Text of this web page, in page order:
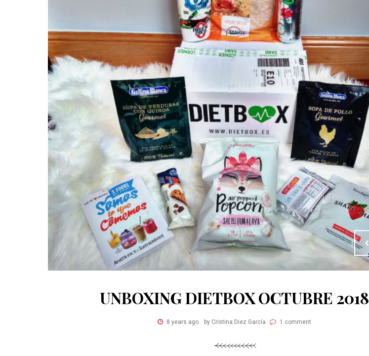
UNBOXING DIETBOX OCTUBRE 2018
8 years ago by Cristina Diez García 1 comment